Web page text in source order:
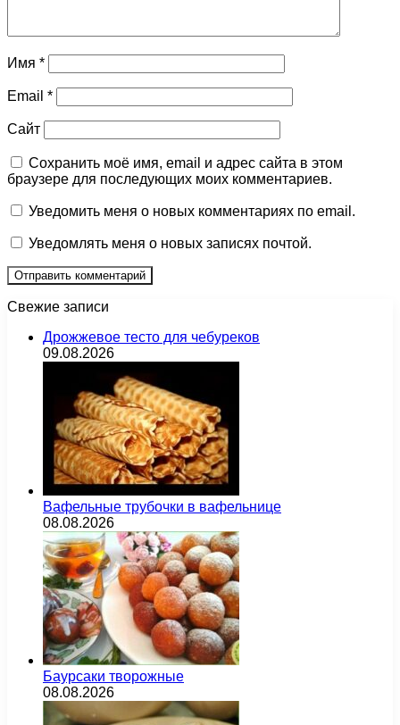
Имя *
Email *
Сайт
Сохранить моё имя, email и адрес сайта в этом
браузере для последующих моих комментариев.
Уведомить меня о новых комментариях по email.
Уведомлять меня о новых записях почтой.
Свежие записи
Дрожжевое тесто для чебуреков
09.08.2026
Вафельные трубочки в вафельнице
08.08.2026
Баурсаки творожные
08.08.2026